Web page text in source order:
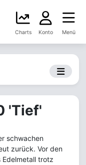
Charts Konto Menü
'Tief'
schwachen
zurück. Vor den
trotz